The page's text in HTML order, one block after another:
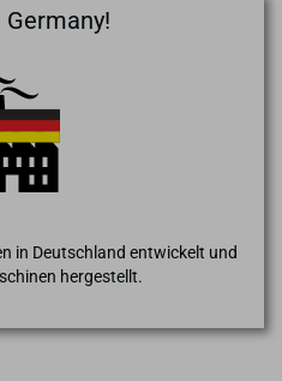
in Deutschland entwickelt und
hergestellt.